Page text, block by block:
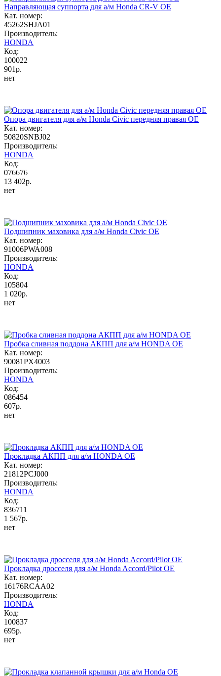
Направляющая суппорта для а/м Honda CR-V OE
Кат. номер:
45262SHJA01
Производитель:
HONDA
Код:
100022
901р.
нет
Опора двигателя для а/м Honda Civic передняя правая OE
Кат. номер:
50820SNBJ02
Производитель:
HONDA
Код:
076676
13 402р.
нет
Подшипник маховика для а/м Honda Civic OE
Кат. номер:
91006PWA008
Производитель:
HONDA
Код:
105804
1 020р.
нет
Пробка сливная поддона АКПП для а/м HONDA OE
Кат. номер:
90081PX4003
Производитель:
HONDA
Код:
086454
607р.
нет
Прокладка АКПП для а/м HONDA OE
Кат. номер:
21812PCJ000
Производитель:
HONDA
Код:
836711
1 567р.
нет
Прокладка дросселя для а/м Honda Accord/Pilot OE
Кат. номер:
16176RCAA02
Производитель:
HONDA
Код:
100837
695р.
нет